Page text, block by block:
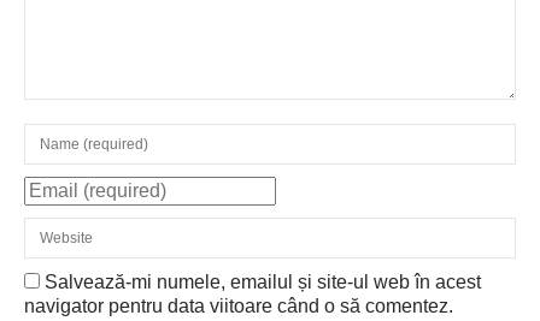
Salvează-mi numele, emailul și site-ul web în acest
navigator pentru data viitoare când o să comentez.